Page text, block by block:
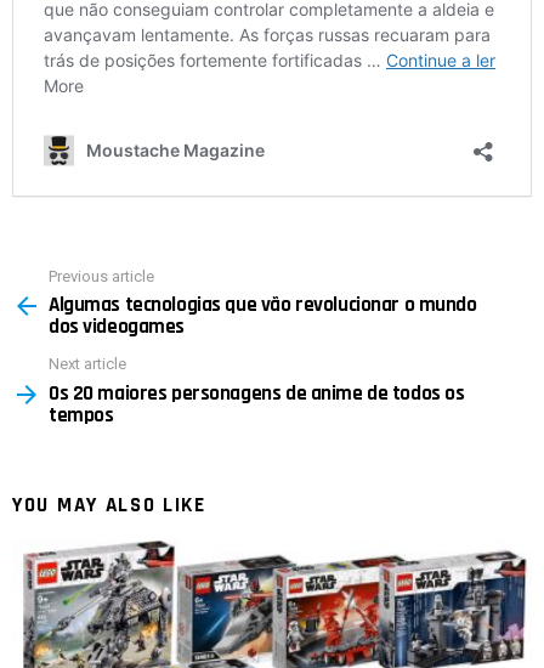
more
Previous article
Algumas tecnologias que vão revolucionar o mundo
dos videogames
Next article
Os 20 maiores personagens de anime de todos os
tempos
YOU MAY ALSO LIKE